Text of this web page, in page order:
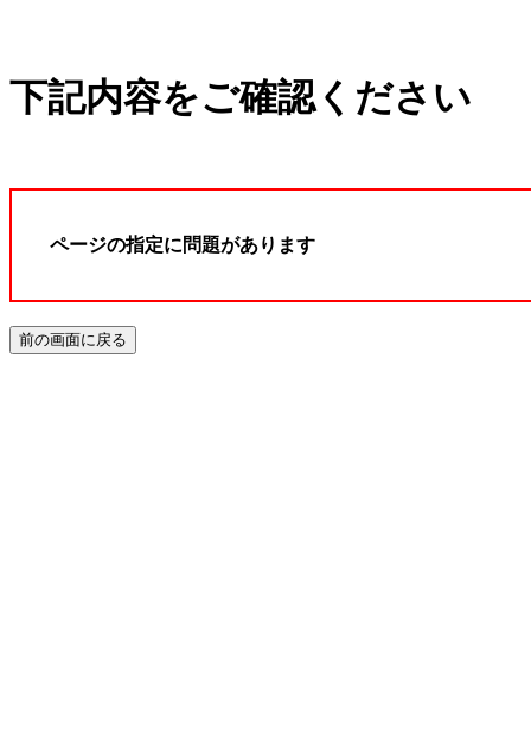
下記内容をご確認ください
ページの指定に問題があります